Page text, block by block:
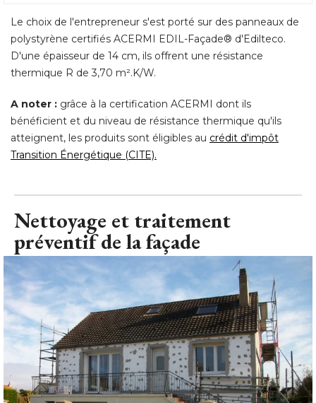
Le choix de l'entrepreneur s'est porté sur des panneaux de
polystyrène certifiés ACERMI EDIL-Façade® d'Edilteco.
D'une épaisseur de 14 cm, ils offrent une résistance
thermique R de 3,70 m².K/W.
A noter : grâce à la certification ACERMI dont ils
bénéficient et du niveau de résistance thermique qu'ils
atteignent, les produits sont éligibles au crédit d'impôt
Transition Énergétique (CITE).
Nettoyage et traitement
préventif de la façade